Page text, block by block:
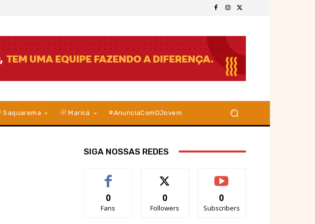
Saquarema Maricá #AnunciaComOJovem
SIGA NOSSAS REDES
0
Fans
0
Followers
0
Subscribers